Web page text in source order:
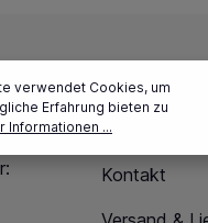
Service
Kontakt
verwendet Cookies, um
Erfahrung bieten zu
Informationen ...